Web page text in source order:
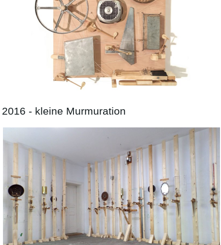
2016 - kleine Murmuration